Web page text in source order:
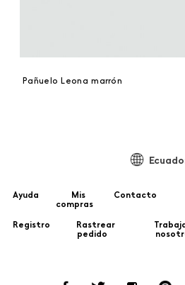
Pañuelo Leona marrón
Ayuda
Mis
compras
Contacto
Registro
Rastrear
pedido